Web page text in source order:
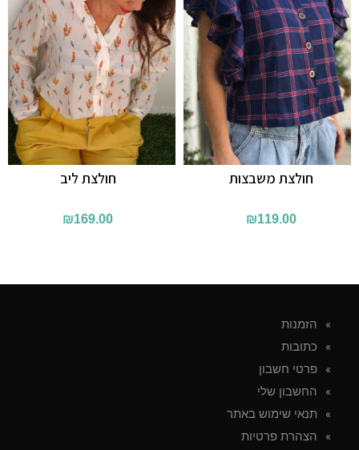
חולצת ליב
₪169.00
חולצת משבצות
₪119.00
הזמנות
כתובות
פרטי חשבון
החשבון שלי
תנאי שימוש באתר
הצהרת פרטיות